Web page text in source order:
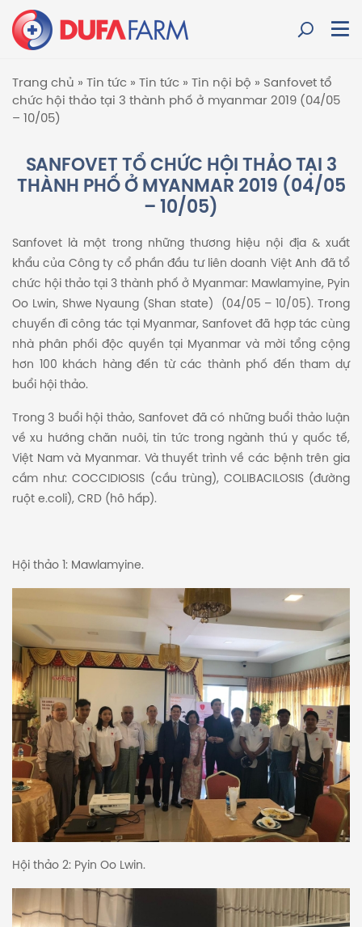
Trang chủ » Tin tức » Tin tức » Tin nội bộ » Sanfovet tổ
chức hội thảo tại 3 thành phố ở myanmar 2019 (04/05
– 10/05)
SANFOVET TỔ CHỨC HỘI THẢO TẠI 3
THÀNH PHỐ Ở MYANMAR 2019 (04/05
– 10/05)
Sanfovet là một trong những thương hiệu nội địa & xuất
khẩu của Công ty cổ phần đầu tư liên doanh Việt Anh đã tổ
chức hội thảo tại 3 thành phố ở Myanmar: Mawlamyine, Pyin
Oo Lwin, Shwe Nyaung (Shan state) (04/05 – 10/05). Trong
chuyến đi công tác tại Myanmar, Sanfovet đã hợp tác cùng
nhà phân phối độc quyền tại Myanmar và mời tổng cộng
hơn 100 khách hàng đến từ các thành phố đến tham dự
buổi hội thảo.
Trong 3 buổi hội thảo, Sanfovet đã có những buổi thảo luận
về xu hướng chăn nuôi, tin tức trong ngành thú y quốc tế,
Việt Nam và Myanmar. Và thuyết trình về các bệnh trên gia
cầm như: COCCIDIOSIS (cầu trùng), COLIBACILOSIS (đường
ruột e.coli), CRD (hô hấp).
Hội thảo 1: Mawlamyine.
Hội thảo 2: Pyin Oo Lwin.